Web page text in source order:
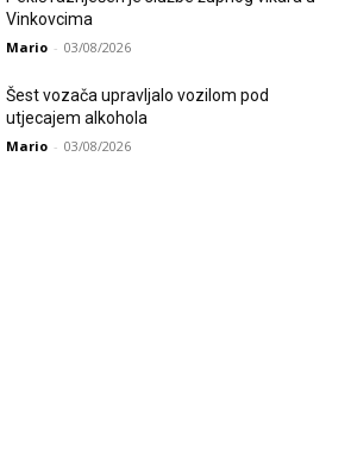
Vinkovcima
Mario - 03/08/2026
Šest vozača upravljalo vozilom pod
utjecajem alkohola
Mario - 03/08/2026